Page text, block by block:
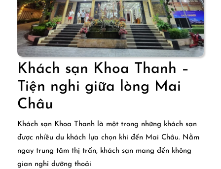
Khách sạn Khoa Thanh –
Tiện nghi giữa lòng Mai
Châu
sạn
Khoa
Thanh
Khách sạn Khoa Thanh là một trong những khách sạn
được nhiều du khách lựa chọn khi đến Mai Châu. Nằm
ngay trung tâm thị trấn, khách sạn mang đến không
gian nghỉ dưỡng thoải